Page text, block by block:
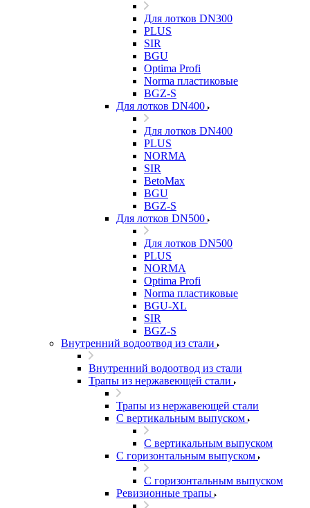
Для лотков DN300
PLUS
SIR
BGU
Optima Profi
Norma пластиковые
BGZ-S
Для лотков DN400
Для лотков DN400
PLUS
NORMA
SIR
BetoMax
BGU
BGZ-S
Для лотков DN500
Для лотков DN500
PLUS
NORMA
Optima Profi
Norma пластиковые
BGU-XL
SIR
BGZ-S
Внутренний водоотвод из стали
Внутренний водоотвод из стали
Трапы из нержавеющей стали
Трапы из нержавеющей стали
С вертикальным выпуском
С вертикальным выпуском
С горизонтальным выпуском
С горизонтальным выпуском
Ревизионные трапы